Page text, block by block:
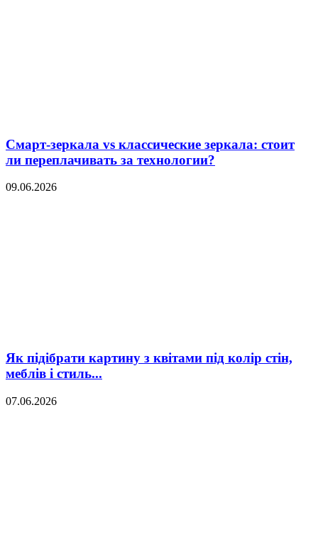
Смарт-зеркала vs классические зеркала: стоит
ли переплачивать за технологии?
09.06.2026
Як підібрати картину з квітами під колір стін,
меблів і стиль...
07.06.2026